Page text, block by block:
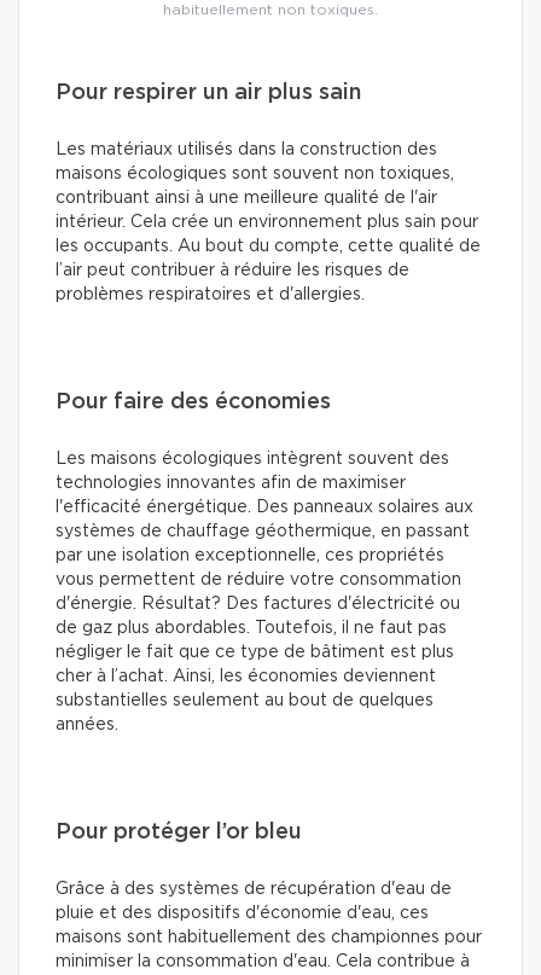
habituellement non toxiques.
Pour respirer un air plus sain
Les matériaux utilisés dans la construction des
maisons écologiques sont souvent non toxiques,
contribuant ainsi à une meilleure qualité de l'air
intérieur. Cela crée un environnement plus sain pour
les occupants. Au bout du compte, cette qualité de
l’air peut contribuer à réduire les risques de
problèmes respiratoires et d'allergies.
Pour faire des économies
Les maisons écologiques intègrent souvent des
technologies innovantes afin de maximiser
l'efficacité énergétique. Des panneaux solaires aux
systèmes de chauffage géothermique, en passant
par une isolation exceptionnelle, ces propriétés
vous permettent de réduire votre consommation
d'énergie. Résultat? Des factures d'électricité ou
de gaz plus abordables. Toutefois, il ne faut pas
négliger le fait que ce type de bâtiment est plus
cher à l’achat. Ainsi, les économies deviennent
substantielles seulement au bout de quelques
années.
Pour protéger l’or bleu
Grâce à des systèmes de récupération d'eau de
pluie et des dispositifs d'économie d'eau, ces
maisons sont habituellement des championnes pour
minimiser la consommation d'eau. Cela contribue à